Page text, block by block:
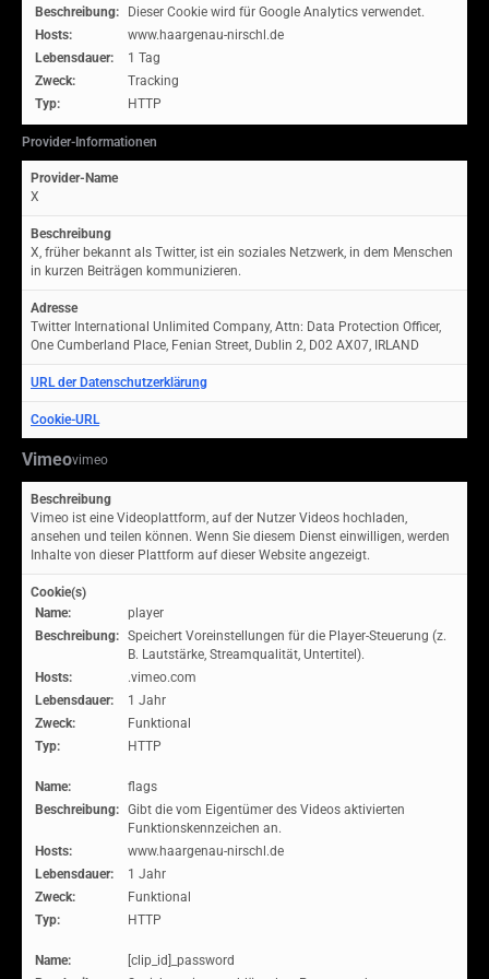
Beschreibung:
Dieser Cookie wird für Google Analytics verwendet.
Hosts:
www.haargenau-nirschl.de
Lebensdauer:
1 Tag
Zweck:
Tracking
Typ:
HTTP
Provider-Informationen
Provider-Name
X
Beschreibung
X, früher bekannt als Twitter, ist ein soziales Netzwerk, in dem Menschen
in kurzen Beiträgen kommunizieren.
Adresse
Twitter International Unlimited Company, Attn: Data Protection Officer,
One Cumberland Place, Fenian Street, Dublin 2, D02 AX07, IRLAND
URL der Datenschutzerklärung
Cookie-URL
Vimeovimeo
Beschreibung
Vimeo ist eine Videoplattform, auf der Nutzer Videos hochladen,
ansehen und teilen können. Wenn Sie diesem Dienst einwilligen, werden
Inhalte von dieser Plattform auf dieser Website angezeigt.
Cookie(s)
Name:
player
Beschreibung: Speichert Voreinstellungen für die Player-Steuerung (z.
B. Lautstärke, Streamqualität, Untertitel).
Hosts:
.vimeo.com
Lebensdauer:
1 Jahr
Zweck:
Funktional
Typ:
HTTP
Name:
flags
Beschreibung: Gibt die vom Eigentümer des Videos aktivierten
Funktionskennzeichen an.
Hosts:
www.haargenau-nirschl.de
Lebensdauer:
1 Jahr
Zweck:
Funktional
Typ:
HTTP
Name:
[clip_id]_password